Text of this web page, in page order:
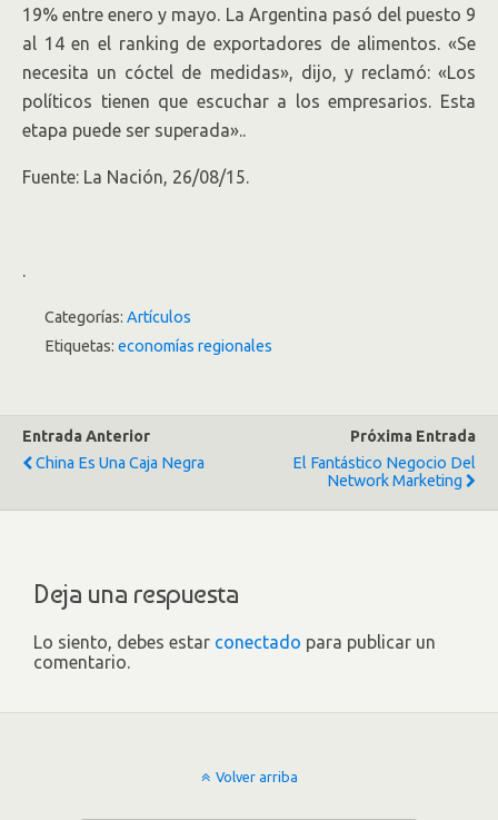
19% entre enero y mayo. La Argentina pasó del puesto 9
al 14 en el ranking de exportadores de alimentos. «Se
necesita un cóctel de medidas», dijo, y reclamó: «Los
políticos tienen que escuchar a los empresarios. Esta
etapa puede ser superada»..
Fuente: La Nación, 26/08/15.
.
Categorías: Artículos
Etiquetas: economías regionales
Entrada Anterior
China Es Una Caja Negra
Próxima Entrada
El Fantástico Negocio Del
Network Marketing
Deja una respuesta
Lo siento, debes estar conectado para publicar un
comentario.
Volver arriba